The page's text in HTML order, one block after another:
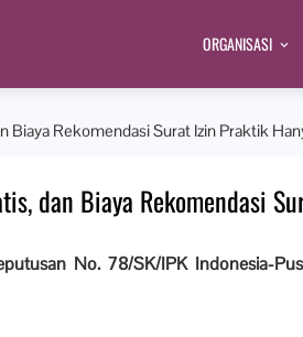
ORGANISASI
Biaya Rekomendasi Surat Izin Praktik
dan Biaya Rekomendasi
No. 78/SK/IPK Indonesia-